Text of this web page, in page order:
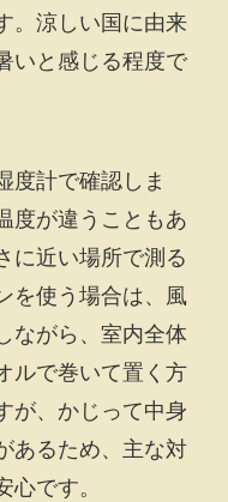
。涼しい国に由来
いと感じる程度で
度計で確認しま
度が違うこともあ
に近い場所で測る
を使う場合は、風
ながら、室内全体
ルで巻いて置く方
が、かじって中身
あるため、主な対
です。